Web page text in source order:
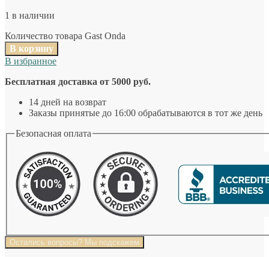
1 в наличии
Количество товара Gast Onda
В корзину
В избранное
Бесплатная доставка от 5000 руб.
14 дней на возврат
Заказы принятые до 16:00 обрабатываются в тот же день
Безопасная оплата
Остались вопросы? Мы подскажем